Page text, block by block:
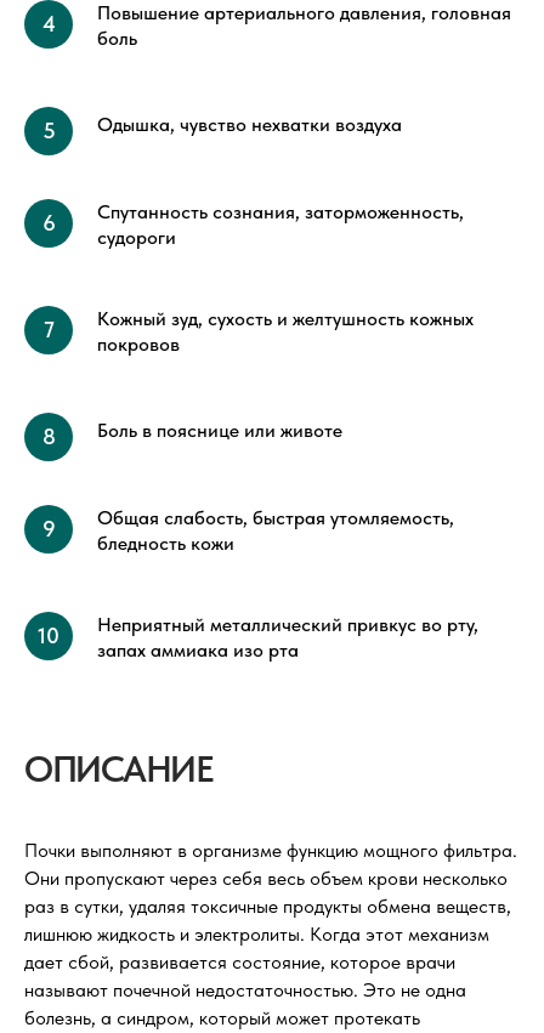
Повышение артериального давления, головная
боль
Одышка, чувство нехватки воздуха
Спутанность сознания, заторможенность,
судороги
Кожный зуд, сухость и желтушность кожных
покровов
Боль в пояснице или животе
Общая слабость, быстрая утомляемость,
бледность кожи
Неприятный металлический привкус во рту,
запах аммиака изо рта
ОПИСАНИЕ
Почки выполняют в организме функцию мощного фильтра.
Они пропускают через себя весь объем крови несколько
раз в сутки, удаляя токсичные продукты обмена веществ,
лишнюю жидкость и электролиты. Когда этот механизм
дает сбой, развивается состояние, которое врачи
называют почечной недостаточностью. Это не одна
болезнь, а синдром, который может протекать